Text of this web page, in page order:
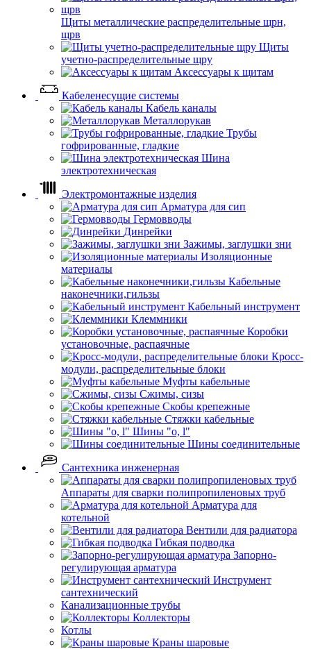
Щиты металлические распределительные щрн,
щрв
Щиты
учетно-распределительные щру
Аксессуары к щитам
Кабеленесущие системы
Кабель каналы
Металлорукав
Трубы
гофрированные, гладкие
Шина
электротехническая
Электромонтажные изделия
Арматура для сип
Гермовводы
Динрейки
Зажимы, заглушки зни
Изоляционные
материалы
Кабельные
наконечники,гильзы
Кабельный инструмент
Клеммники
Коробки
установочные, распаячные
Кросс-
модули, распределительные блоки
Муфты кабельные
Сжимы, сизы
Скобы крепежные
Стяжки кабельные
Шины "o, l"
Шины соединительные
Сантехника инженерная
Аппараты для сварки полипропиленовых труб
Арматура для
котельной
Вентили для радиатора
Гибкая подводка
Запорно-
регулирующая арматура
Инструмент
сантехнический
Канализационные трубы
Коллекторы
Котлы
Краны шаровые